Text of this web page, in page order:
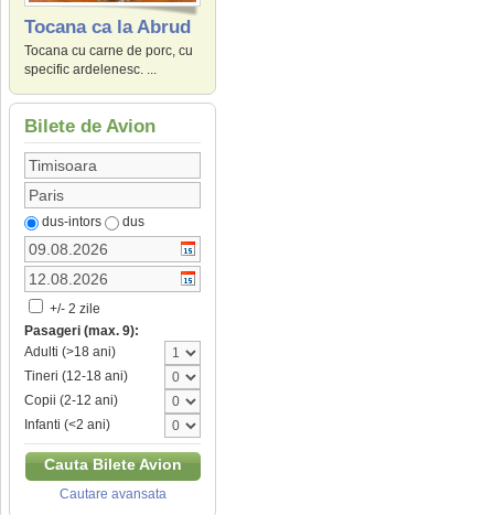
Tocana ca la Abrud
Tocana cu carne de porc, cu
specific ardelenesc. ...
Bilete de Avion
dus-intors dus
+/- 2 zile
Pasageri (max. 9):
Adulti (>18 ani)
Tineri (12-18 ani)
Copii (2-12 ani)
Infanti (<2 ani)
Cauta Bilete Avion
Cautare avansata